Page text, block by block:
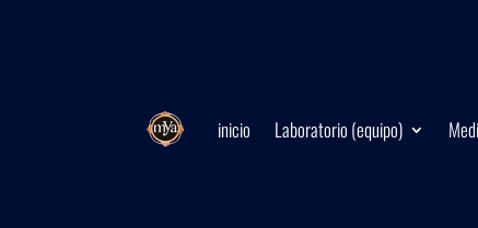
inicio Laboratorio (equipo)